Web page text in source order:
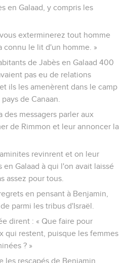
en Galaad, y compris les
exterminerez tout homme
connu le lit d'un homme. »
de Jabès en Galaad 400
pas eu de relations
ils les amenèrent dans le camp
de Canaan.
messagers parler aux
de Rimmon et leur annoncer la
revinrent et on leur
en Galaad à qui l'on avait laissé
assez pour tous.
en pensant à Benjamin,
parmi les tribus d'Israël.
dirent : « Que faire pour
qui restent, puisque les femmes
? »
les rescapés de Benjamin